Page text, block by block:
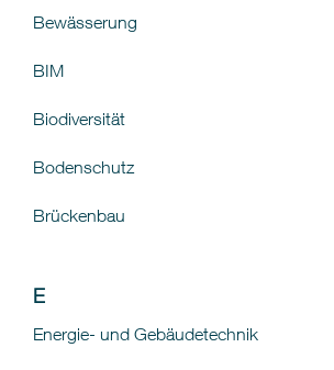
Bewässerung
BIM
Biodiversität
Bodenschutz
Brückenbau
E
Energie- und Gebäudetechnik